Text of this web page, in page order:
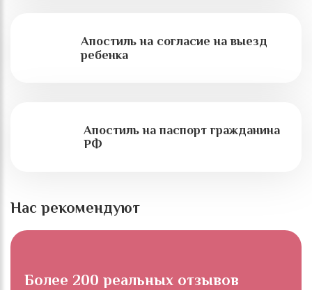
Апостиль на согласие на выезд
ребенка
Апостиль на паспорт гражданина
РФ
Нас рекомендуют
Более 200 реальных отзывов